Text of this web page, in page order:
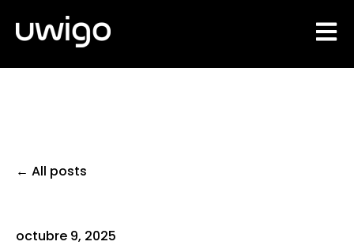
All posts
octubre 9, 2025